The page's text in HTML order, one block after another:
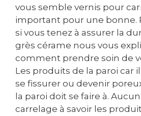
vous semble vernis pour
important pour une bonne.
si vous tenez à assurer la
grès cérame nous vous
comment prendre soin de
Les produits de la paroi car
se fissurer ou devenir
la paroi doit se faire à.
carrelage à savoir les